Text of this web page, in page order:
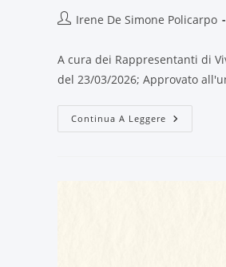
Irene De Simone Policarpo
A cura dei Rappresentanti di
del 23/03/2026; Approvato
Continua A Leggere